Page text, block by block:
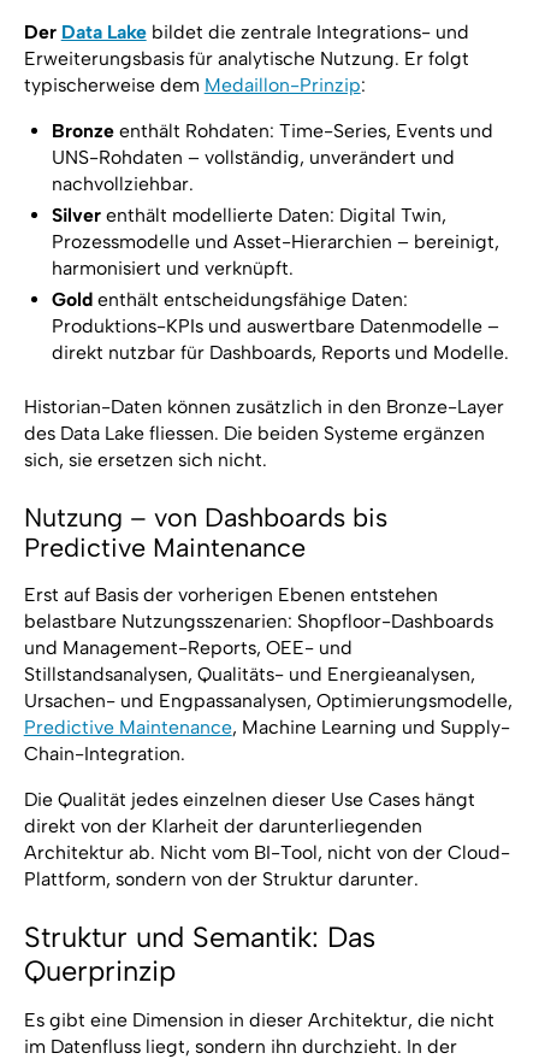
Der Data Lakebildet die zentrale Integrations- und
Erweiterungsbasis für analytische Nutzung. Er folgt
typischerweise dem Medaillon-Prinzip:
Bronze enthält Rohdaten: Time-Series, Events und
UNS-Rohdaten – vollständig, unverändert und
nachvollziehbar.
Silver enthält modellierte Daten: Digital Twin,
Prozessmodelle und Asset-Hierarchien – bereinigt,
harmonisiert und verknüpft.
Gold enthält entscheidungsfähige Daten:
Produktions-KPIs und auswertbare Datenmodelle –
direkt nutzbar für Dashboards, Reports und Modelle.
Historian-Daten können zusätzlich in den Bronze-Layer
des Data Lake fliessen. Die beiden Systeme ergänzen
sich, sie ersetzen sich nicht.
Nutzung – von Dashboards bis
Predictive Maintenance
Erst auf Basis der vorherigen Ebenen entstehen
belastbare Nutzungsszenarien: Shopfloor-Dashboards
und Management-Reports, OEE- und
Stillstandsanalysen, Qualitäts- und Energieanalysen,
Ursachen- und Engpassanalysen, Optimierungsmodelle,
Predictive Maintenance, Machine Learning und Supply-
Chain-Integration.
Die Qualität jedes einzelnen dieser Use Cases hängt
direkt von der Klarheit der darunterliegenden
Architektur ab. Nicht vom BI-Tool, nicht von der Cloud-
Plattform, sondern von der Struktur darunter.
Struktur und Semantik: Das
Querprinzip
Es gibt eine Dimension in dieser Architektur, die nicht
im Datenfluss liegt, sondern ihn durchzieht. In der